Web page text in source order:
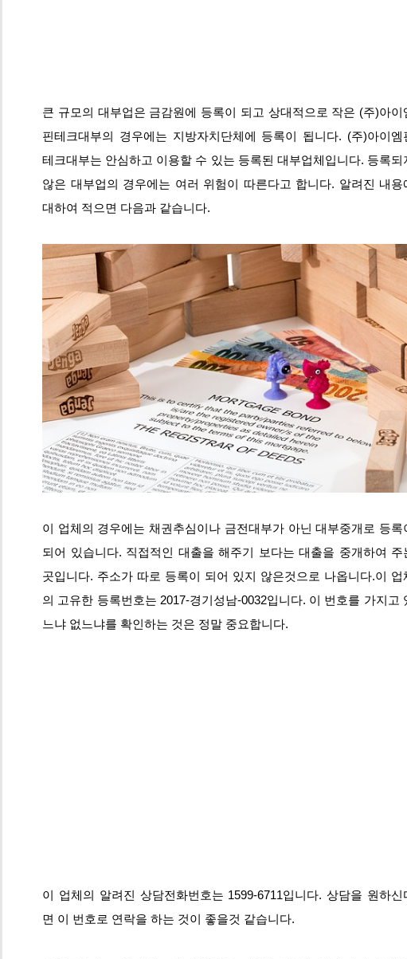
큰 규모의 대부업은 금감원에 등록이 되고 상대적으로 작은 (주)아이
핀테크대부의 경우에는 지방자치단체에 등록이 됩니다. (주)아이엠
테크대부는 안심하고 이용할 수 있는 등록된 대부업체입니다. 등록되
않은 대부업의 경우에는 여러 위험이 따른다고 합니다. 알려진 내용
대하여 적으면 다음과 같습니다.
이 업체의 경우에는 채권추심이나 금전대부가 아닌 대부중개로 등록
되어 있습니다. 직접적인 대출을 해주기 보다는 대출을 중개하여 주
곳입니다. 주소가 따로 등록이 되어 있지 않은것으로 나옵니다.이 업
의 고유한 등록번호는 2017-경기성남-0032입니다. 이 번호를 가지고
느냐 없느냐를 확인하는 것은 정말 중요합니다.
이 업체의 알려진 상담전화번호는 1599-6711입니다. 상담을 원하신
면 이 번호로 연락을 하는 것이 좋을것 같습니다.